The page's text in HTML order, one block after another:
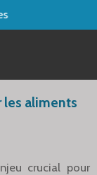
les aliments
crucial pour